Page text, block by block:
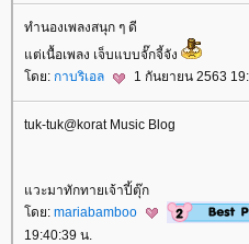
ทำนองเพลงสนุก ๆ ดี
ต่เนื้อเพลง เจ็บแบบจั๊กจี้จัง
ดย: กาบริเอล 1 กันยายน 2563
tuk-tuk@korat Music Blog
วะมาทักทายเจ้าปี้ตุ๊ก
ดย: mariabamboo
19:40:39 น.